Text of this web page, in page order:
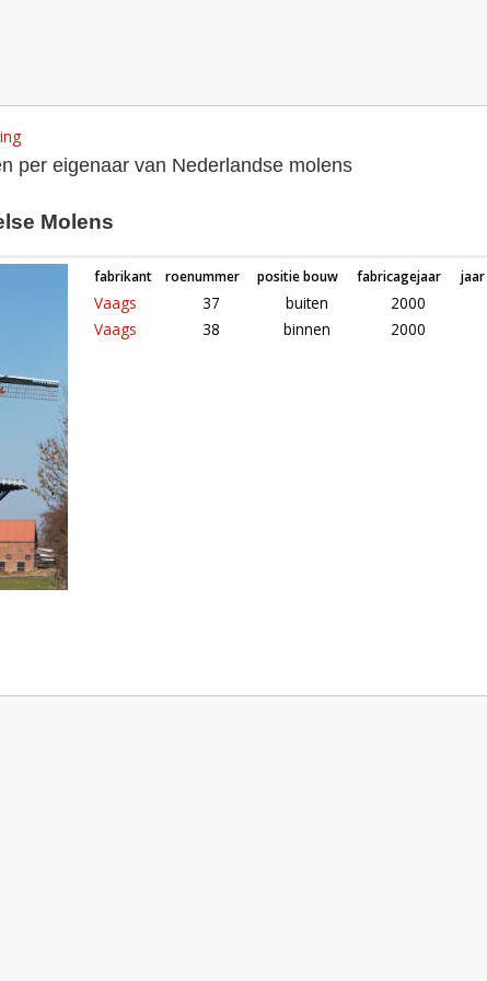
per eigenaar van Nederlandse molens
Molens
fabrikant roenummer positie bouw fabricagejaar
Vaags 37 buiten 2000
Vaags
38 binnen 2000